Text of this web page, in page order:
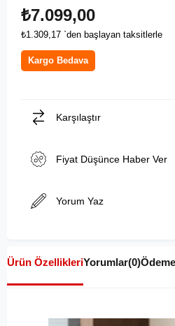
₺7.099,00
₺1.309,17 `den başlayan taksitlerle
Kargo Bedava
Karşılaştır
Fiyat Düşünce Haber Ver
Yorum Yaz
Ürün ÖzellikleriYorumlar(0)